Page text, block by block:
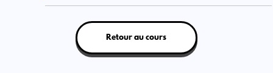
Retour au cours